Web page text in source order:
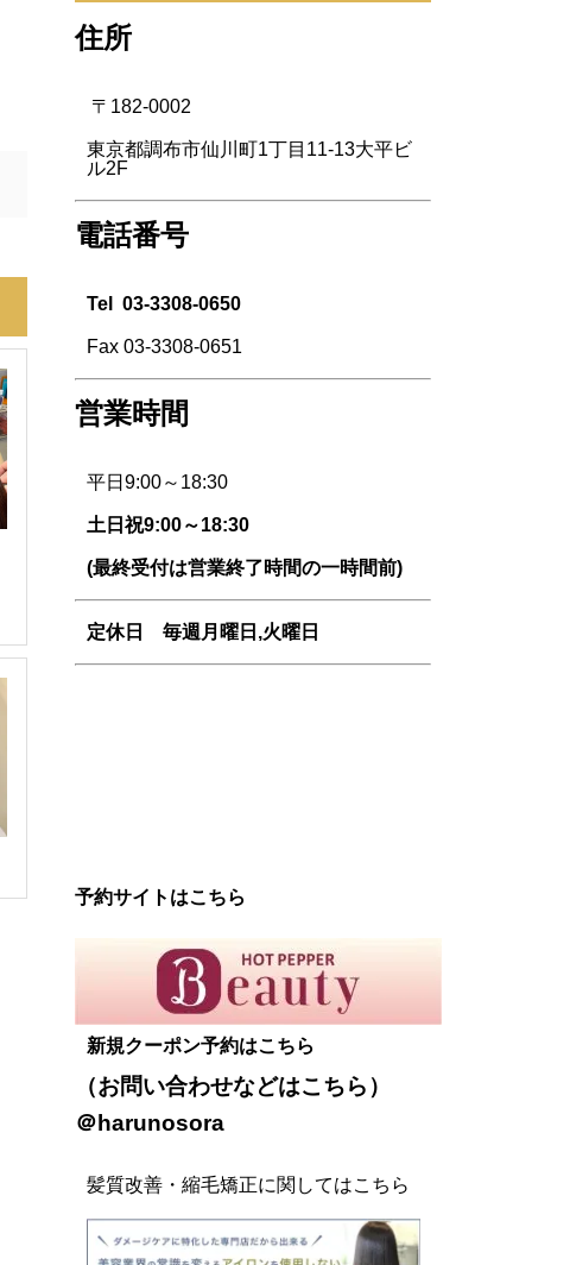
住所
〒182-0002
東京都調布市仙川町1丁目11-13大平ビ
ル2F
電話番号
Tel 03-3308-0650
Fax 03-3308-0651
営業時間
平日9:00～18:30
土日祝9:00～18:30
(最終受付は営業終了時間の一時間前)
定休日 毎週 月曜日,火曜日
予約サイトはこちら
新規クーポン予約はこちら
（お問い合わせなどはこちら ）
＠harunosora
髪質改善・縮毛矯正に関してはこちら